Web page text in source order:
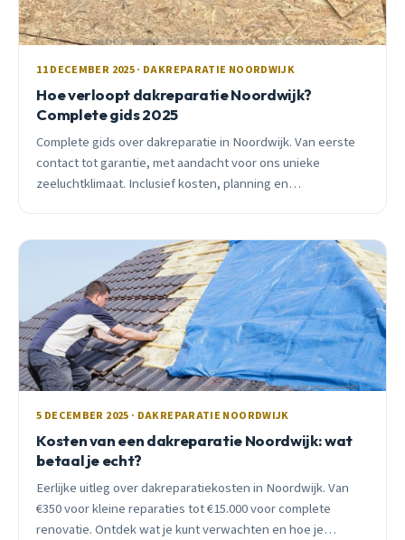
11 DECEMBER 2025 · DAKREPARATIE NOORDWIJK
Hoe verloopt dakreparatie Noordwijk?
Complete gids 2025
Complete gids over dakreparatie in Noordwijk. Van eerste
contact tot garantie, met aandacht voor ons unieke
zeeluchtklimaat. Inclusief kosten, planning en
5 DECEMBER 2025 · DAKREPARATIE NOORDWIJK
Kosten van een dakreparatie Noordwijk: wat
betaal je echt?
Eerlijke uitleg over dakreparatiekosten in Noordwijk. Van
€350 voor kleine reparaties tot €15.000 voor complete
renovatie. Ontdek wat je kunt verwachten en hoe je